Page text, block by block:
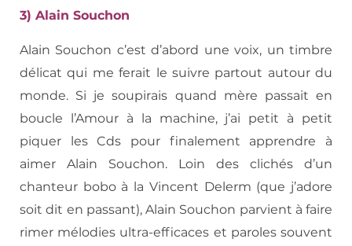
3) Alain Souchon
Alain Souchon c’est d’abord une voix, un timbre
délicat qui me ferait le suivre partout autour du
monde. Si je soupirais quand mère passait en
boucle l’Amour à la machine, j’ai petit à petit
piquer les Cds pour finalement apprendre à
aimer Alain Souchon. Loin des clichés d’un
chanteur bobo à la Vincent Delerm (que j’adore
soit dit en passant), Alain Souchon parvient à faire
rimer mélodies ultra-efficaces et paroles souvent